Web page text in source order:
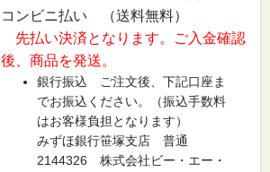
コンビニ払い （送料無料）
先払い決済となります。ご入金確認
後、商品を発送。
銀行振込 ご注文後、下記口座ま
でお振込ください。（振込手数料
はお客様負担となります）
みずほ銀行笹塚支店 普通
2144326 株式会社ビー・エー・